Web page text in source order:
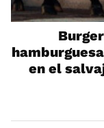
en el